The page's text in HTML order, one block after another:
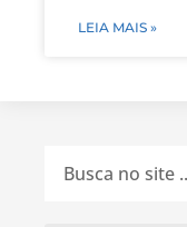
LEIA MAIS »